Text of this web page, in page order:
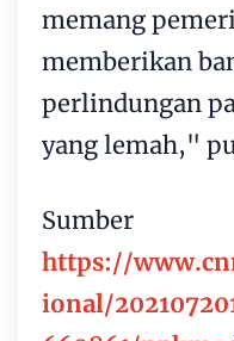
memang
memberikan
perlindungan
yang lemah,"
Sumber
https://
ional/